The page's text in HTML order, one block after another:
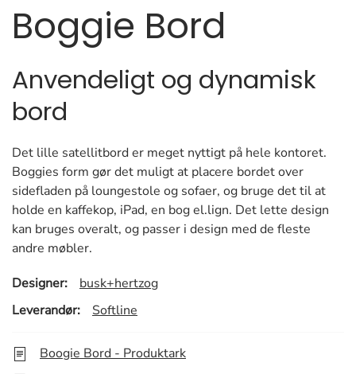
Boggie Bord
Anvendeligt og dynamisk
bord
Det lille satellitbord er meget nyttigt på hele kontoret.
Boggies form gør det muligt at placere bordet over
sidefladen på loungestole og sofaer, og bruge det til at
holde en kaffekop, iPad, en bog el.lign. Det lette design
kan bruges overalt, og passer i design med de fleste
andre møbler.
Designer:
busk+hertzog
Leverandør:
Softline
Boogie Bord - Produktark